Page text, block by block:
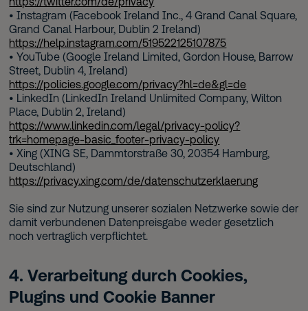
• Instagram (Facebook Ireland Inc., 4 Grand Canal Square,
Grand Canal Harbour, Dublin 2 Ireland)
https://help.instagram.com/519522125107875
• YouTube (Google Ireland Limited, Gordon House, Barrow
Street, Dublin 4, Ireland)
https://policies.google.com/privacy?hl=de&gl=de
• LinkedIn (LinkedIn Ireland Unlimited Company, Wilton
Place, Dublin 2, Ireland)
https://www.linkedin.com/legal/privacy-policy?
trk=homepage-basic_footer-privacy-policy
• Xing (XING SE, Dammtorstraße 30, 20354 Hamburg,
Deutschland)
https://privacy.xing.com/de/datenschutzerklaerung
Sie sind zur Nutzung unserer sozialen Netzwerke sowie der
damit verbundenen Datenpreisgabe weder gesetzlich
noch vertraglich verpflichtet.
4. Verarbeitung durch Cookies,
Plugins und Cookie Banner